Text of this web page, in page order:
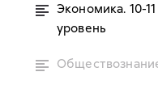
Экономика. 10-
уровень